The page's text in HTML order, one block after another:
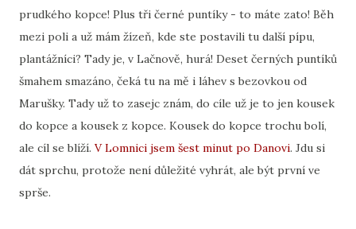
prudkého kopce! Plus tři černé puntíky - to máte zato! Běh
mezi poli a už mám žízeň, kde ste postavili tu další pípu,
plantážníci? Tady je, v Lačnově, hurá! Deset černých puntíků
šmahem smazáno, čeká tu na mě i láhev s bezovkou od
Marušky. Tady už to zasejc znám, do cíle už je to jen kousek
do kopce a kousek z kopce. Kousek do kopce trochu bolí,
ale cíl se blíží. V Lomnici jsem šest minut po Danovi. Jdu si
dát sprchu, protože není důležité vyhrát, ale být první ve
sprše.